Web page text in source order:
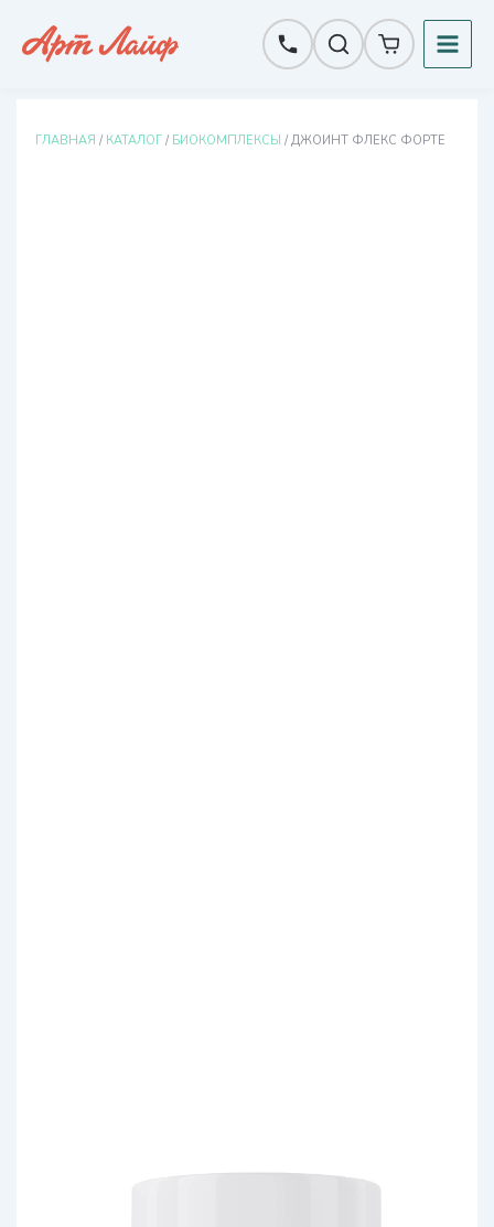
ГЛАВНАЯ / КАТАЛОГ / БИОКОМПЛЕКСЫ / ДЖОИНТ ФЛЕКС ФОРТЕ